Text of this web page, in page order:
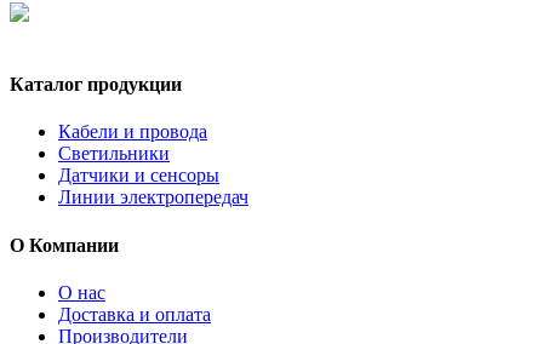
Каталог продукции
Кабели и провода
Светильники
Датчики и сенсоры
Линии электропередач
О Компании
О нас
Доставка и оплата
Производители